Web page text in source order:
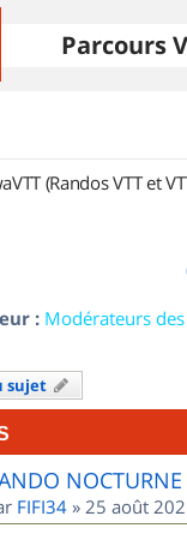
Parcours
(Randos VTT et
: Modérateurs
sujet
FIFI34 » 25 août